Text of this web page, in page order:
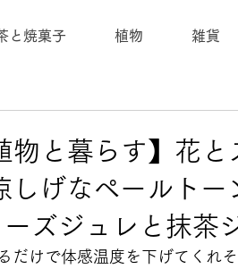
と焼菓子 植物 雑貨
と暮らす】花と
げなペールトー
ズジュレと抹茶
だけで体感温度を下げてくれ